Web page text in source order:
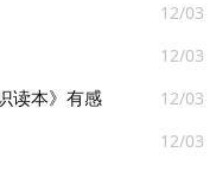
12/03
12/03
12/03
读本》有感
12/03